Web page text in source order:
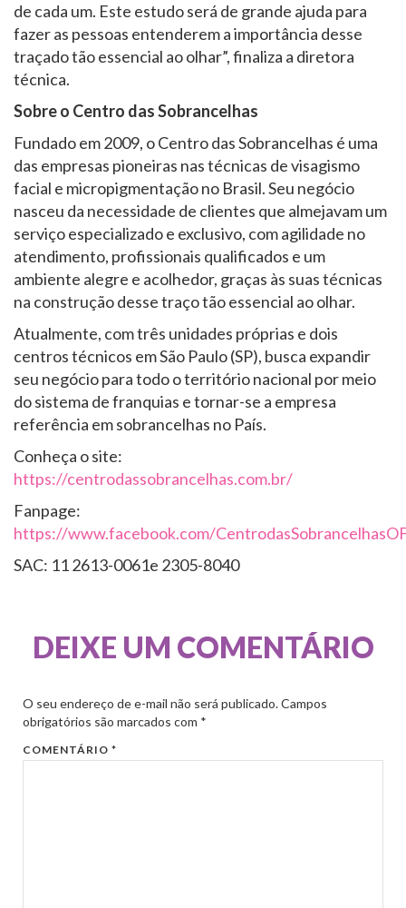
de cada um. Este estudo será de grande ajuda para
fazer as pessoas entenderem a importância desse
traçado tão essencial ao olhar”, finaliza a diretora
técnica.
Sobre o Centro das Sobrancelhas
Fundado em 2009, o Centro das Sobrancelhas é uma
das empresas pioneiras nas técnicas de visagismo
facial e micropigmentação no Brasil. Seu negócio
nasceu da necessidade de clientes que almejavam um
serviço especializado e exclusivo, com agilidade no
atendimento, profissionais qualificados e um
ambiente alegre e acolhedor, graças às suas técnicas
na construção desse traço tão essencial ao olhar.
Atualmente, com três unidades próprias e dois
centros técnicos em São Paulo (SP), busca expandir
seu negócio para todo o território nacional por meio
do sistema de franquias e tornar-se a empresa
referência em sobrancelhas no País.
Conheça o site:
https://centrodassobrancelhas.com.br/
Fanpage:
https://www.facebook.com/
SAC: 11 2613-0061e 2305-8040
DEIXE UM COMENTÁRIO
O seu endereço de e-mail não será publicado. Campos
obrigatórios são marcados com *
COMENTÁRIO*